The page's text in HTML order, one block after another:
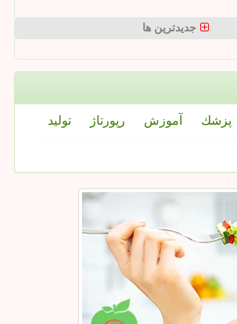
جدیدترین ها
پزشك آموزش رپورتاژ تولید